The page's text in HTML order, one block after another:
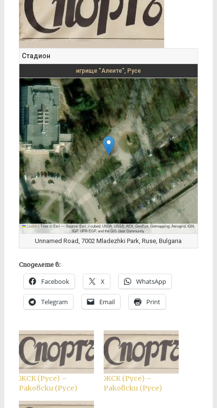
Стадион
игрище "Алеите", Русе
Leaflet |Tiles © Esri — Source: Esri, i-cubed, USDA, USGS, AEX, GeoEye, Getmapping, Aerogrid, IGN,
IGP, UPR-EGP, and the GIS User Community
Unnamed Road, 7002 Mladezhki Park, Ruse, Bulgaria
Споделете в:
Facebook X WhatsApp
Telegram Email Print
ЖСК (Русе) –
Раковски (Русе)
ЖСК (Русе) –
Раковски (Русе)